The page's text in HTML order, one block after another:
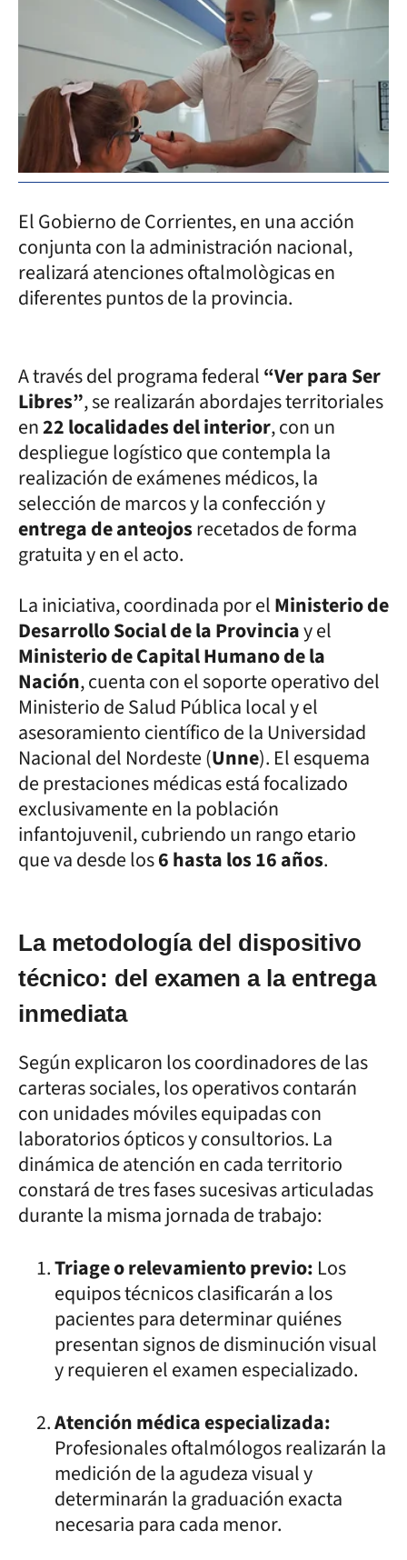
El Gobierno de Corrientes, en una acción
conjunta con la administración nacional,
realizará atenciones oftalmològicas en
diferentes puntos de la provincia.
A través del programa federal“Ver para Ser
Libres”, se realizarán abordajes territoriales
en22 localidades del interior, con un
despliegue logístico que contempla la
realización de exámenes médicos, la
selección de marcos y la confección y
entrega de anteojosrecetados de forma
gratuita y en el acto.
La iniciativa, coordinada por elMinisterio de
Desarrollo Social de la Provinciay el
Ministerio de Capital Humano de la
Nación, cuenta con el soporte operativo del
Ministerio de Salud Pública local y el
asesoramiento científico de la Universidad
Nacional del Nordeste (Unne). El esquema
de prestaciones médicas está focalizado
exclusivamente en la población
infantojuvenil, cubriendo un rango etario
que va desde los6 hasta los 16 años.
La metodología del dispositivo
técnico: del examen a la entrega
inmediata
Según explicaron los coordinadores de las
carteras sociales, los operativos contarán
con unidades móviles equipadas con
laboratorios ópticos y consultorios. La
dinámica de atención en cada territorio
constará de tres fases sucesivas articuladas
durante la misma jornada de trabajo:
Triage o relevamiento previo: Los
equipos técnicos clasificarán a los
pacientes para determinar quiénes
presentan signos de disminución visual
y requieren el examen especializado.
Atención médica especializada:
Profesionales oftalmólogos realizarán la
medición de la agudeza visual y
determinarán la graduación exacta
necesaria para cada menor.